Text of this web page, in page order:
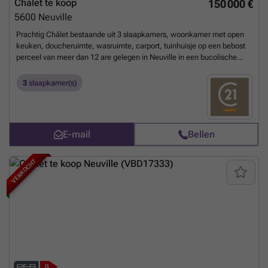
150 000 €
Chalet te koop
5600 Neuville
Prachtig Châlet bestaande uit 3 slaapkamers, woonkamer met open
keuken, doucheruimte, wasruimte, carport, tuinhuisje op een bebost
perceel van meer dan 12 are gelegen in Neuville in een bucolische
VANAF 150.000 EURO. Onder voorbehoud van aanvaarding door de
eigenaars. ENERGY PERFORMANCE: PEB N°20170608020624 - PEB:
Meer weten?
3 slaapkamer(s)
E-mail Bellen
VERKOCHT